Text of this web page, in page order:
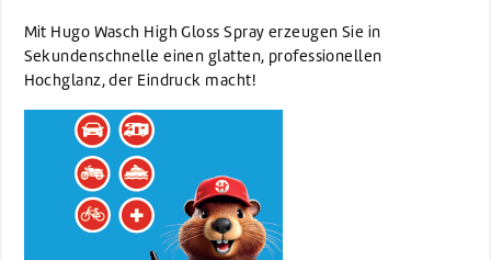
Mit Hugo Wasch High Gloss Spray erzeugen Sie in
Sekundenschnelle einen glatten, professionellen
Hochglanz, der Eindruck macht!